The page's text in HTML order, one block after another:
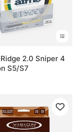
2.0 Sniper 4
S5/S7